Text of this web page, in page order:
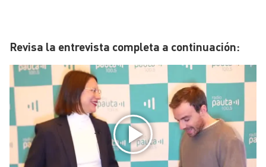
Revisa la entrevista completa a continuación: